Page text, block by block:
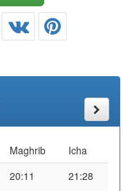
Maghrib
Icha
20:11 21:28